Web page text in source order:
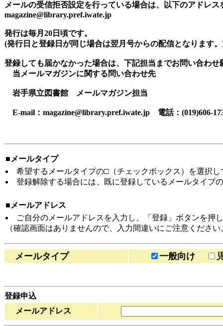
メールの受信拒否設定を行っている場合は、以下のアドレ
magazine@library.pref.iwate.jp
発行は毎月20日頃です。
(発行日と登録日が同じ場合は翌月号からの配信となります
登録しても届かなかった場合は、下記担当までお問い合わせ
当メールマガジンに関する問い合わせ先
岩手県立図書館 メールマガジン担当
E-mail：magazine@library.pref.iwate.jp 電話：(019)606-
■メールタイプ
希望するメールタイプの□（チェックボックス）を選択し
登録解除する場合には、既に登録しているメールタイプ
■メールアドレス
ご自分のメールアドレスを入力し、「登録」ボタンを押
（確認画面はありませんので、入力間違いにご注意ください
メールタイプ 一般向け
登録申込
メールアドレス